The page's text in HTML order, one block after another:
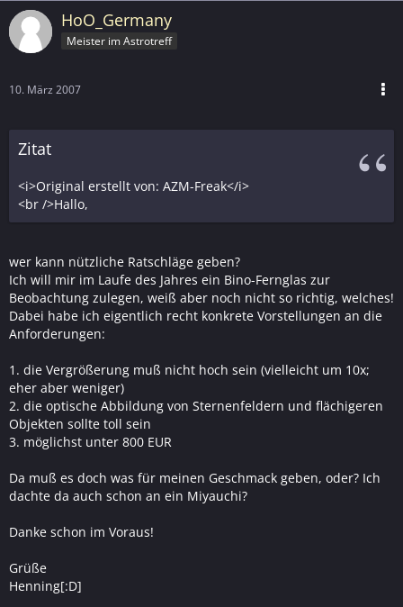
HoO_Germany
Meister im Astrotreff
10. März 2007
Zitat
<i>Original erstellt von: AZM-Freak</i>
<br />Hallo,
wer kann nützliche Ratschläge geben?
Ich will mir im Laufe des Jahres ein Bino-Fernglas zur
Beobachtung zulegen, weiß aber noch nicht so richtig, welches!
Dabei habe ich eigentlich recht konkrete Vorstellungen an die
Anforderungen:
1. die Vergrößerung muß nicht hoch sein (vielleicht um 10x;
eher aber weniger)
2. die optische Abbildung von Sternenfeldern und flächigeren
Objekten sollte toll sein
3. möglichst unter 800 EUR
Da muß es doch was für meinen Geschmack geben, oder? Ich
dachte da auch schon an ein Miyauchi?
Danke schon im Voraus!
Grüße
Henning[:D]